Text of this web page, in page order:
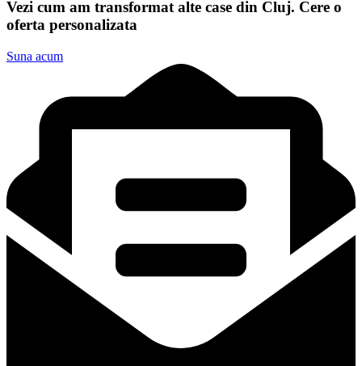
Vezi cum am transformat alte case din Cluj. Cere o
oferta personalizata
Suna acum